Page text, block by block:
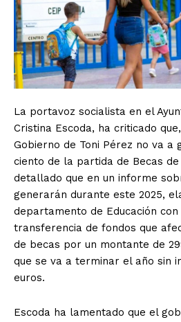
La portavoz socialista en el
Cristina Escoda, ha criticado
Gobierno de Toni Pérez no va
ciento de la partida de Becas de
detallado que en un informe
generarán durante este 2025,
departamento de Educación
transferencia de fondos que
de becas por un montante de
que se va a terminar el año sin
euros.
Escoda ha lamentado que el